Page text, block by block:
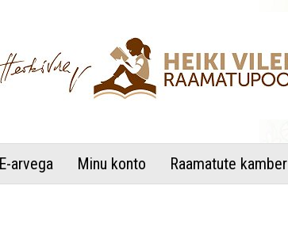
E-arvega Minu konto Raamatute kamber